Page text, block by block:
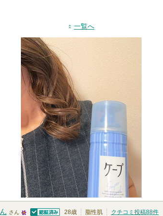
一覧へ
さん
28歳 脂性肌 クチコミ投稿88件